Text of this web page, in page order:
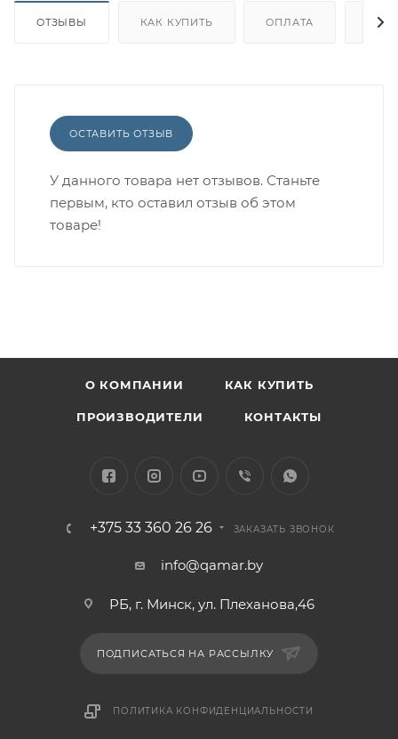
ОТЗЫВЫ КАК КУПИТЬ ОПЛАТА
ОСТАВИТЬ ОТЗЫВ
У данного товара нет отзывов. Станьте
первым, кто оставил отзыв об этом
товаре!
О КОМПАНИИ КАК КУПИТЬ
ПРОИЗВОДИТЕЛИ КОНТАКТЫ
+375 33 360 26 26 ЗАКАЗАТЬ ЗВОНОК
info@qamar.by
РБ, г. Минск, ул. Плеханова,46
ПОДПИСАТЬСЯ НА РАССЫЛКУ
ПОЛИТИКА КОНФИДЕНЦИАЛЬНОСТИ